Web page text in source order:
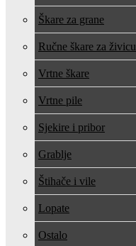
Škare za grane
Ručne škare za živicu
Vrtne škare
Vrtne pile
Sjekire i pribor
Grablje
Štihače i vile
Lopate
Ostalo